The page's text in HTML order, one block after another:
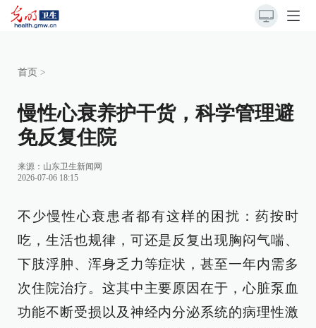
首页 >
慢性心衰养护干货，科学管理避
免反复住院
来源： 山东卫生新闻网
2026-07-06 18:15
不少慢性心衰患者都有这样的困扰：药按时
吃，生活也规律，可还是反复出现胸闷气喘、
下肢浮肿、浑身乏力等症状，甚至一年内需多
次住院治疗。这其中主要原因在于，心脏泵血
功能不断受损以及神经内分泌系统的病理性激